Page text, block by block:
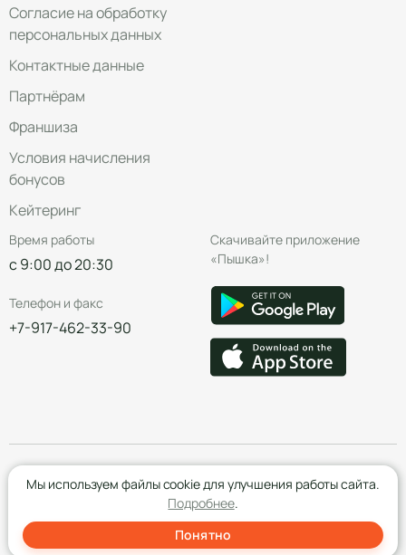
Согласие на обработку
персональных данных
Контактные данные
Партнёрам
Франшиза
Условия начисления
бонусов
Кейтеринг
Время работы
с 9:00 до 20:30
Телефон и факс
+7-917-462-33-90
Скачивайте приложение
«Пышка»!
Создание сайта- Red Promo
Мы используем файлы cookie для улучшения работы сайта.
Подробнее.
Понятно